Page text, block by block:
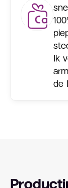
Ik
de